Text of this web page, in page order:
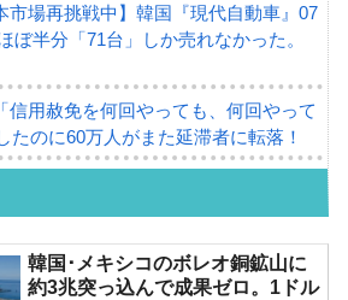
市場再挑戦中】韓国『現代自動車』07
ぼ半分「71台」しか売れなかった。
信用赦免を何回やっても、何回やって
のに60万人がまた延滞者に転落！
2026年07月の輸出入」絶好調。半導体
出全体の41％もある
韓国･メキシコのボレオ銅鉱山に
約3兆突っ込んで成果ゼロ。1ドル